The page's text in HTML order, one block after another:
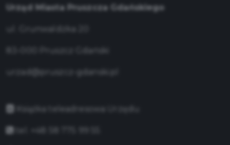
Urząd Miasta Pruszcza Gdańskiego
urzad@pruszcz-gdanski.pl
Książka teleadresowa Urzędu